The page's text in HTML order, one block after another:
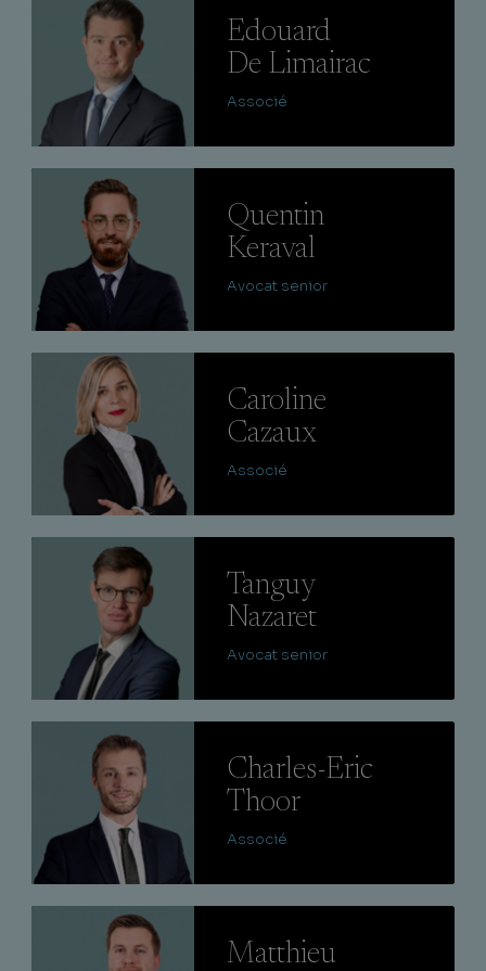
Edouard
De Limairac
Associé
Quentin
Keraval
Avocat senior
Caroline
Cazaux
Associé
Tanguy
Nazaret
Avocat senior
Charles-Eric
Thoor
Associé
Matthieu